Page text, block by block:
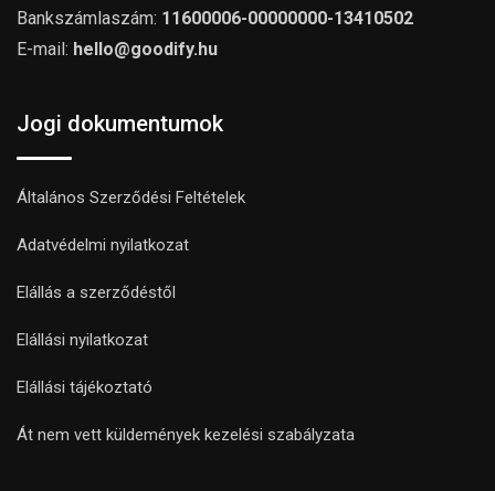
Bankszámlaszám: 11600006-00000000-13410502
E-mail: hello@goodify.hu
Jogi dokumentumok
Általános Szerződési Feltételek
Adatvédelmi nyilatkozat
Elállás a szerződéstől
Elállási nyilatkozat
Elállási tájékoztató
Át nem vett küldemények kezelési szabályzata